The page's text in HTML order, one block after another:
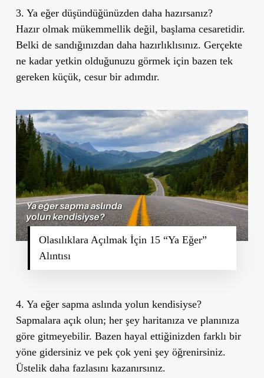
3. Ya eğer düşündüğünüzden daha hazırsanız?
Hazır olmak mükemmellik değil, başlama cesaretidir.
Belki de sandığınızdan daha hazırlıklısınız. Gerçekte
ne kadar yetkin olduğunuzu görmek için bazen tek
gereken küçük, cesur bir adımdır.
Olasılıklara Açılmak İçin 15 “Ya Eğer”
Alıntısı
4. Ya eğer sapma aslında yolun kendisiyse?
Sapmalara açık olun; her şey haritanıza ve planınıza
göre gitmeyebilir. Bazen hayal ettiğinizden farklı bir
yöne gidersiniz ve pek çok yeni şey öğrenirsiniz.
Üstelik daha fazlasını kazanırsınız.